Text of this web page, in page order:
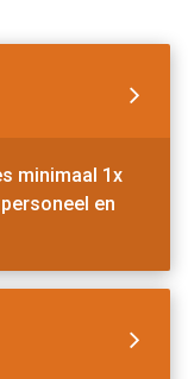
minimaal 1x
en